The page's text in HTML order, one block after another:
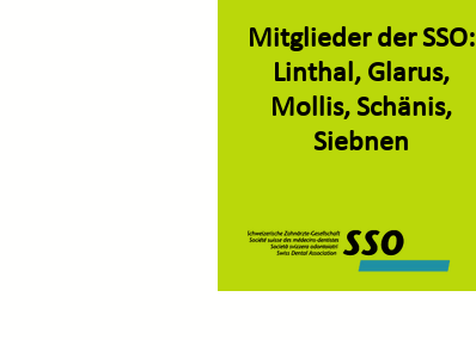
Mitglieder der SSO:
Linthal, Glarus,
Mollis, Schänis,
Siebnen